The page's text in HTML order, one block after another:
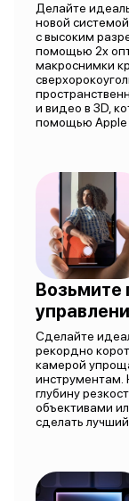
Делайте
новой
с высоким
помощью 2х
макроснимки
и видео в 3D,
помощью Apple
Возьмите
Сделайте
рекордно
камерой
инструментам.
глубину
объективами
сделать